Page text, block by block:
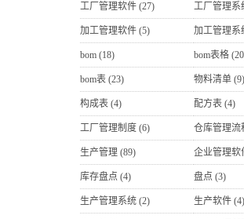
工厂管理软件 (27) 工厂管理系
加工管理软件 (5) 加工管理系
bom (18) bom表格
bom表 (23) 物料清单 (9)
构成表 (4) 配方表 (4)
工厂管理制度 (6) 仓库管理流
生产管理 (89) 企业管理软
库存盘点 (4) 盘点 (3)
生产管理系统 (2) 生产软件 (4)